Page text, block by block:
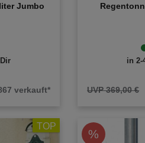
Jumbo
verkauft*
in 2-
UVP 369,00 €
TOP
%